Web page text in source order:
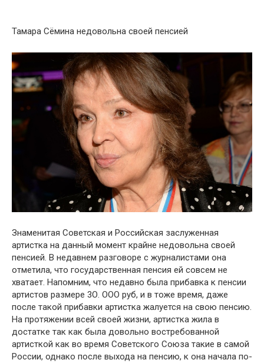
Тамара Сёмина недовольна своей пенсией
Знаменитая Советская и Российская заслуженная
артистка на данный момент крайне недовольна своей
пенсией. В недавнем разговоре с журналистами она
отметила, что государственная пенсия ей совсем не
хватает. Напомним, что недавно была прибавка к пенсии
артистов размере 3О. ООО руб, и в тоже время, даже
после такой прибавки артистка жалуется на свою пенсию.
На протяжении всей своей жизни, артистка жила в
достатке так как была довольно востребованной
артисткой как во время Советского Союза такие в самой
России, однако после выхода на пенсию, к она начала по-